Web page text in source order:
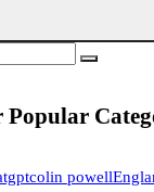
Popular
colin powell